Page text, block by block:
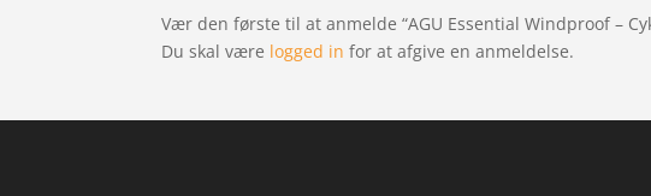
Vær den første til at anmelde “AGU Essential Windproof –
Du skal være logged in for at afgive en anmeldelse.